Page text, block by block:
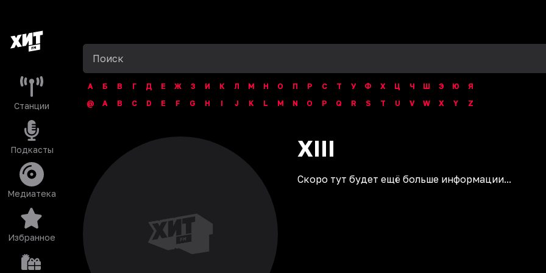
Станции
Подкасты
Медиатека
Избранное
А Б В Г Д Е Ж З И К Л М Н О П Р С Т У Ф Х Ц Ч Ш Э Ю
Я
@
A B C D E F G H I J K L M N O P Q R S T U V W X Y Z
XIII
Скоро тут будет ещё больше информации...